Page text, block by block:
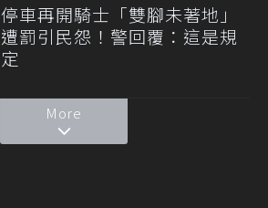
停車再開騎士「雙腳未著地」
遭罰引民怨！警回覆：這是規
定
More